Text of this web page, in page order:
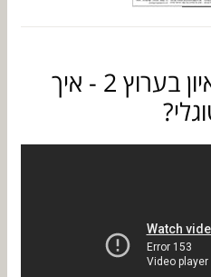
עו"ד דרור חייק בראיון בערוץ 2 - איך